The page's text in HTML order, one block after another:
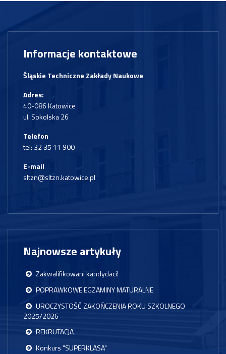
Informacje kontaktowe
Śląskie Techniczne Zakłady Naukowe
Adres:
40-086 Katowice
ul. Sokolska 26
Telefon
tel: 32 35 11 900
E-mail
sltzn@sltzn.katowice.pl
Najnowsze artykuły
Zakwalifikowani kandydaci!
POPRAWKOWE EGZAMINY MATURALNE
UROCZYSTOŚĆ ZAKOŃCZENIA ROKU SZKOLNEGO
2025/2026
REKRUTACJA
Konkurs "SUPERKLASA"